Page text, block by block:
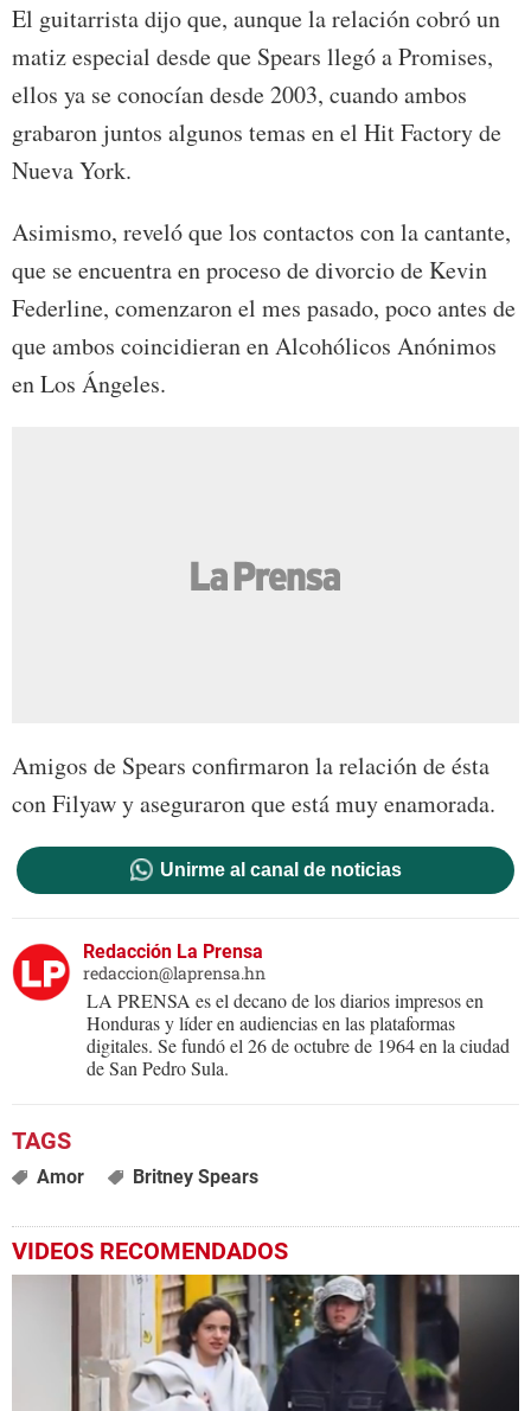
El guitarrista dijo que, aunque la relación cobró un
matiz especial desde que Spears llegó a Promises,
ellos ya se conocían desde 2003, cuando ambos
grabaron juntos algunos temas en el Hit Factory de
Nueva York.
Asimismo, reveló que los contactos con la cantante,
que se encuentra en proceso de divorcio de Kevin
Federline, comenzaron el mes pasado, poco antes de
que ambos coincidieran en Alcohólicos Anónimos
en Los Ángeles.
Amigos de Spears confirmaron la relación de ésta
con Filyaw y aseguraron que está muy enamorada.
Unirme al canal de noticias
Redacción La Prensa
redaccion@laprensa.hn
LA PRENSA es el decano de los diarios impresos en
Honduras y líder en audiencias en las plataformas
digitales. Se fundó el 26 de octubre de 1964 en la ciudad
de San Pedro Sula.
Amor Britney Spears
VIDEOS RECOMENDADOS